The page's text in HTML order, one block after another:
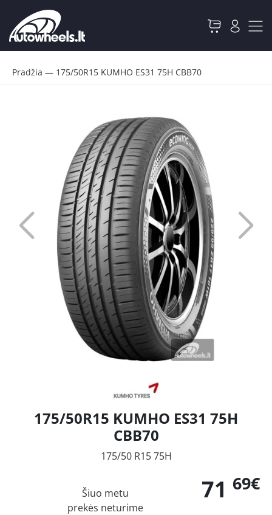
Pradžia — 175/50R15 KUMHO ES31 75H CBB70
175/50R15 KUMHO ES31 75H
CBB70
175/50 R15 75H
71 69€
Šiuo metu
prekės neturime